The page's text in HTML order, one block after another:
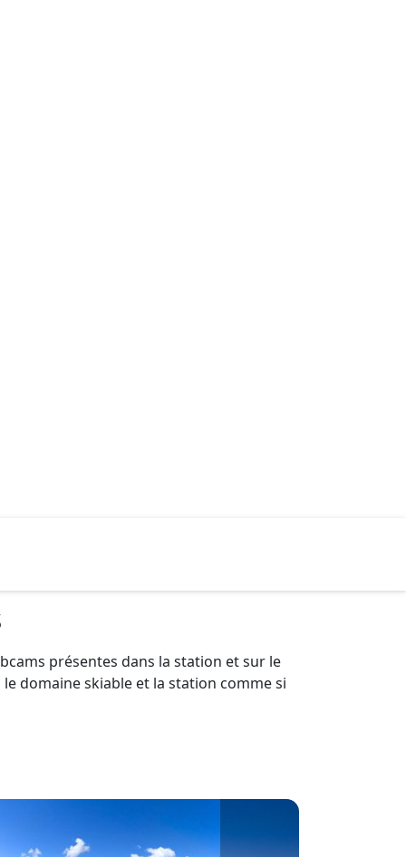
présentes dans la station et sur le
domaine skiable et la station comme si